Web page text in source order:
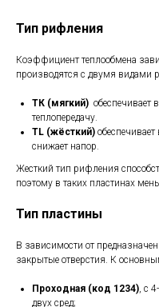
Тип рифления
Коэффициент теплообмена
производятся с двумя видами
ТК (мягкий) обеспечивает
теплопередачу.
TL (жёсткий)
снижает напор.
Жесткий тип рифления
поэтому в таких пластинах
Тип пластины
В зависимости от
закрытые отверстия. К
Проходная (код 1234) , с
двух сред;